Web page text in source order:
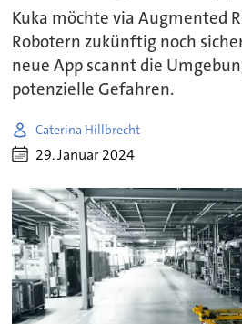
Kuka möchte via Augmented
Robotern zukünftig noch
neue App scannt die
potenzielle Gefahren.
Caterina Hillbrecht
29. Januar 2024